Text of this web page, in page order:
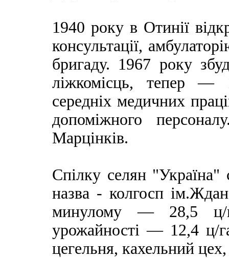
1940 року в Отинії
консультації,
бригаду. 1967 року
ліжкомісць, тепер —
середніх медичних
допоміжного
Марцінків.
Спілку селян "Україна"
назва - колгосп
минулому — 28,5 ц/
урожайності — 12,4 ц/
цегельня, кахельний